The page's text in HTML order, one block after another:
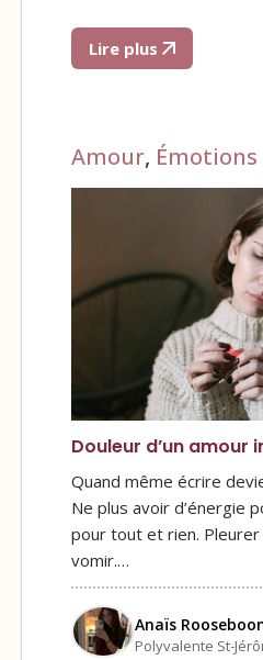
Lire plus
Amour, Émotions
Douleur d’un amour
Quand même écrire
Ne plus avoir d’énergie
pour tout et rien. Pleurer
vomir.…
Anaïs
Polyvalente St-